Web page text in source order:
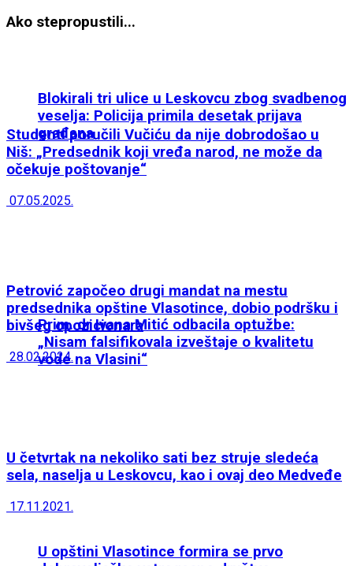
Blokirali tri ulice u Leskovcu zbog svadbenog
veselja: Policija primila desetak prijava
građana
Prim. dr Ivana Mitić odbacila optužbe:
„Nisam falsifikovala izveštaje o kvalitetu
vode na Vlasini“
U opštini Vlasotince formira se prvo
Ako stepropustili...
Studenti poručili Vučiću da nije dobrodošao u
Niš: „Predsednik koji vređa narod, ne može da
očekuje poštovanje“
07.05.2025.
Petrović započeo drugi mandat na mestu
predsednika opštine Vlasotince, dobio podršku i
bivšeg opozicionara
28.02.2024.
U četvrtak na nekoliko sati bez struje sledeća
sela, naselja u Leskovcu, kao i ovaj deo Medveđe
17.11.2021.